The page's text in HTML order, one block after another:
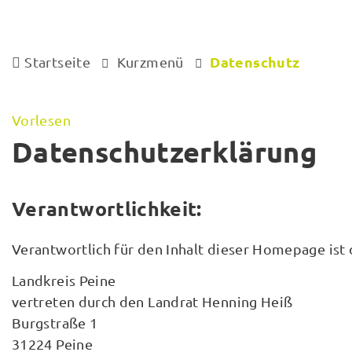
Startseite Kurzmenü Datenschutz
Vorlesen
Datenschutzerklärung
Verantwortlichkeit:
Verantwortlich für den Inhalt dieser Homepage ist
Landkreis Peine
vertreten durch den Landrat Henning Heiß
Burgstraße 1
31224 Peine